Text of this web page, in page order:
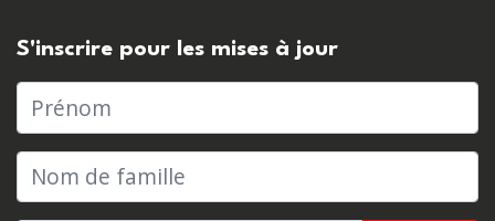
S'inscrire pour les mises à jour
Prénom
Nom de famille